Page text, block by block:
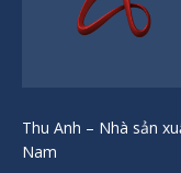
Thu Anh – Nhà sản
Nam